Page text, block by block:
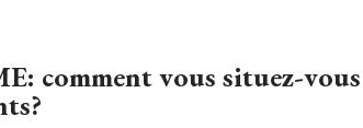
comment vous situez-